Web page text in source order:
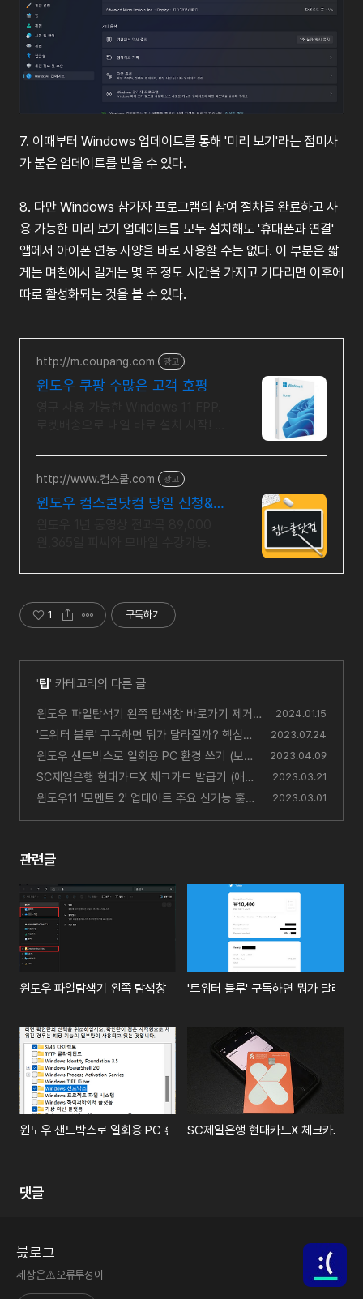
7. 이때부터 Windows 업데이트를 통해 '미리 보기 '라는 접미사
가 붙은 업데이트를 받을 수 있다.
8. 다만 Windows 참가자 프로그램의 참여 절차를 완료하고 사
용 가능한 미리 보기 업데이트를 모두 설치해도 '휴대폰과 연결'
앱에서 아이폰 연동 사양을 바로 사용할 수는 없다. 이 부분은 짧
게는 며칠에서 길게는 몇 주 정도 시간을 가지고 기다리면 이후에
따로 활성화되는 것을 볼 수 있다.
http://m.coupang.com 광고
윈도우 쿠팡 수많은 고객 호평
재설치까지 문제 없어요.
http://www.컴스쿨.com 광고
윈도우 컴스쿨닷컴 당일 신청&결
1 구독하기
'팁' 카테고리의 다른 글
윈도우 파일탐색기 왼쪽 탐색창 바로가기 제거
하는 법 (원드라이브, 갤러리, 어도비)
(6)
2024.01.15
'트위터 블루' 구독하면 뭐가 달라질까? 핵심기
능 요약
(0)
2023.07.24
윈도우 샌드박스로 일회용 PC 환경 쓰기 (보안
프로그램 셔틀)
(0)
2023.04.09
SC제일은행 현대카드X 체크카드 발급기 (애플
페이 한국 상륙 대비)
(0)
2023.03.21
윈도우11 '모멘트 2' 업데이트 주요 신기능 훑어
2023.03.01
관련글
윈도우 파일탐색기 왼쪽 탐색창 바로가기 제거하는 법 (원드라이브, 갤
'트위터 블루' 구독하면 뭐가 달라질
윈도우 샌드박스로 일회용 PC 환경 쓰기 (보안프로그램 셔틀)
SC제일은행 현대카드X 체크카드
댓글
븘로그
세상은⚠️오류투성이